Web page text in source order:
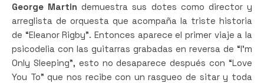
George Martin demuestra sus dotes como director y
arreglista de orquesta que acompaña la triste historia
de “Eleanor Rigby”. Entonces aparece el primer viaje a la
psicodelia con las guitarras grabadas en reversa de “I’m
Only Sleeping”, esto no desaparece después con “Love
You To” que nos recibe con un rasgueo de sitar y toda